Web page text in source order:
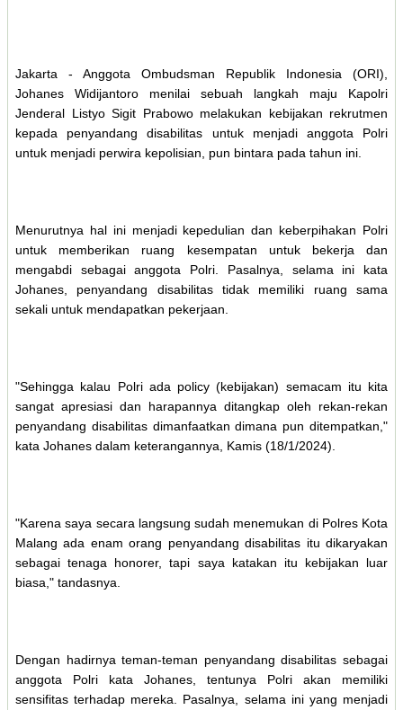
Jakarta - Anggota Ombudsman Republik Indonesia (ORI),
Johanes Widijantoro menilai sebuah langkah maju Kapolri
Jenderal Listyo Sigit Prabowo melakukan kebijakan rekrutmen
kepada penyandang disabilitas untuk menjadi anggota Polri
untuk menjadi perwira kepolisian, pun bintara pada tahun ini.
Menurutnya hal ini menjadi kepedulian dan keberpihakan Polri
untuk memberikan ruang kesempatan untuk bekerja dan
mengabdi sebagai anggota Polri. Pasalnya, selama ini kata
Johanes, penyandang disabilitas tidak memiliki ruang sama
sekali untuk mendapatkan pekerjaan.
"Sehingga kalau Polri ada policy (kebijakan) semacam itu kita
sangat apresiasi dan harapannya ditangkap oleh rekan-rekan
penyandang disabilitas dimanfaatkan dimana pun ditempatkan,"
kata Johanes dalam keterangannya, Kamis (18/1/2024).
"Karena saya secara langsung sudah menemukan di Polres Kota
Malang ada enam orang penyandang disabilitas itu dikaryakan
sebagai tenaga honorer, tapi saya katakan itu kebijakan luar
biasa," tandasnya.
Dengan hadirnya teman-teman penyandang disabilitas sebagai
anggota Polri kata Johanes, tentunya Polri akan memiliki
sensifitas terhadap mereka. Pasalnya, selama ini yang menjadi